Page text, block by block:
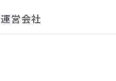
運営会社